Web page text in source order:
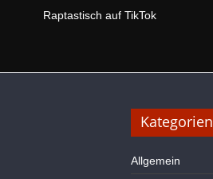
Raptastisch auf TikTok
Kategorien
Allgemein